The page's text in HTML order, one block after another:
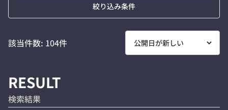
絞り込み条件
該当件数: 104件
RESULT
検索結果